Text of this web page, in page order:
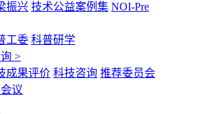
振兴 技术公益案例集 NOI-Pre
工委 科普研学
>
成果评价 科技咨询 推荐委员会
议